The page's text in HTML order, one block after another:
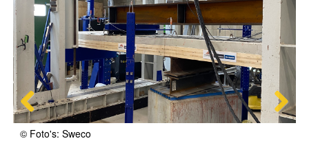
© Foto's: Sweco